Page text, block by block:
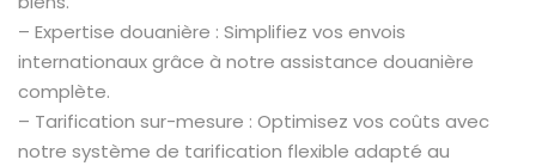
– Expertise douanière : Simplifiez vos envois
internationaux grâce à notre assistance douanière
complète.
– Tarification sur-mesure : Optimisez vos coûts avec
notre système de tarification flexible adapté au